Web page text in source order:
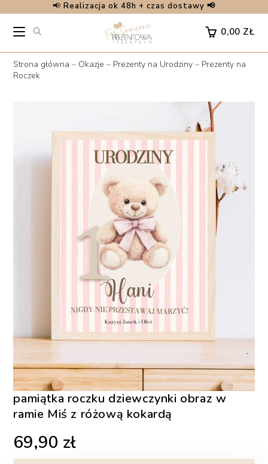
content
📢 Realizacja ok 48h + czas dostawy 📢
0,00 ZŁ
Strona główna – Okazje – Prezenty na Urodziny – Prezenty na
Roczek
pamiątka roczku dziewczynki obraz w
ramie Miś z różową kokardą
69,90 zł